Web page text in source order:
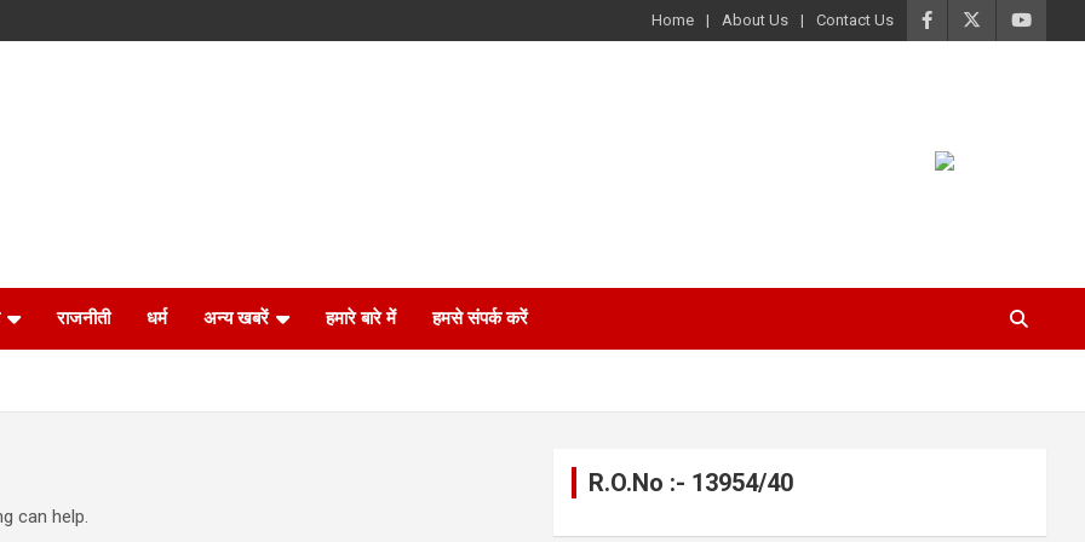
Home About Us Contact Us
राजनीती धर्म अन्य खबरें हमारे बारे में हमसे संपर्क करें
can help.
R.O.No :- 13954/40